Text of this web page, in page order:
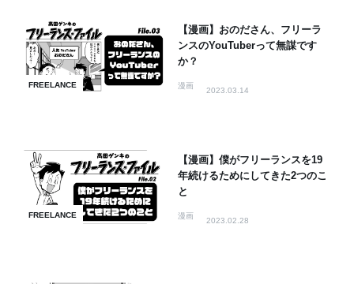
FREELANCE
【漫画】おのださん、フリーラ
ンスのYouTuberって無謀です
か？
漫画
2023.03.14
FREELANCE
【漫画】僕がフリーランスを19
年続けるためにしてきた2つのこ
と
漫画
2023.02.28